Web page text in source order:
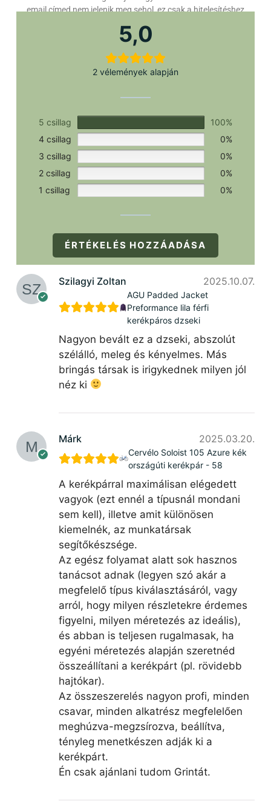
email címed nem jelenik meg sehol, ez csak a hitelesítéshez
5,0
2 vélemények alapján
5 csillag
100%
4 csillag
0%
3 csillag
0%
2 csillag
0%
1 csillag
0%
ÉRTÉKELÉS HOZZÁADÁSA
Szilagyi Zoltan 2025.10.07.
AGU Padded Jacket
Preformance lila férfi
kerékpáros dzseki
Nagyon bevált ez a dzseki, abszolút
szélálló, meleg és kényelmes. Más
bringás társak is irigykednek milyen jól
néz ki
Márk 2025.03.20.
Cervélo Soloist 105 Azure kék
országúti kerékpár - 58
A kerékpárral maximálisan elégedett
vagyok (ezt ennél a típusnál mondani
sem kell), illetve amit különösen
kiemelnék, az munkatársak
segítőkészsége.
Az egész folyamat alatt sok hasznos
tanácsot adnak (legyen szó akár a
megfelelő típus kiválasztásáról, vagy
arról, hogy milyen részletekre érdemes
figyelni, milyen méretezés az ideális),
és abban is teljesen rugalmasak, ha
egyéni méretezés alapján szeretnéd
összeállítani a kerékpárt (pl. rövidebb
hajtókar).
Az összeszerelés nagyon profi, minden
csavar, minden alkatrész megfelelően
meghúzva-megzsírozva, beállítva,
tényleg menetkészen adják ki a
kerékpárt.
Én csak ajánlani tudom Grintát.